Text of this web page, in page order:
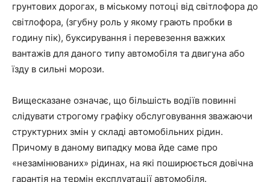
грунтових дорогах, в міському потоці від світлофора до
світлофора, (згубну роль у якому грають пробки в
годину пік), буксирування і перевезення важких
вантажів для даного типу автомобіля та двигуна або
їзду в сильні морози.
Вищесказане означає, що більшість водіїв повинні
слідувати строгому графіку обслуговування зважаючи
структурних змін у складі автомобільних рідин.
Причому в даному випадку мова йде саме про
«незамінюваних» рідинах, на які поширюється довічна
гарантія на термін експлуатації автомобіля.